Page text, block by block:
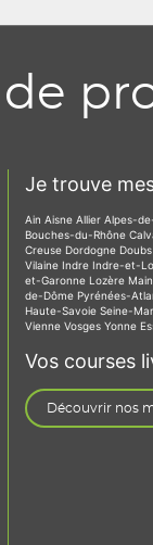
de
Je trouve
Ain Aisne Allier Alpes-
Bouches-du-Rhône
Creuse Dordogne Doubs
Vilaine Indre Indre-et-
et-Garonne Lozère
de-Dôme Pyrénées-
Haute-Savoie Seine-
Vienne Vosges Yonne
Vos courses
Découvrir nos